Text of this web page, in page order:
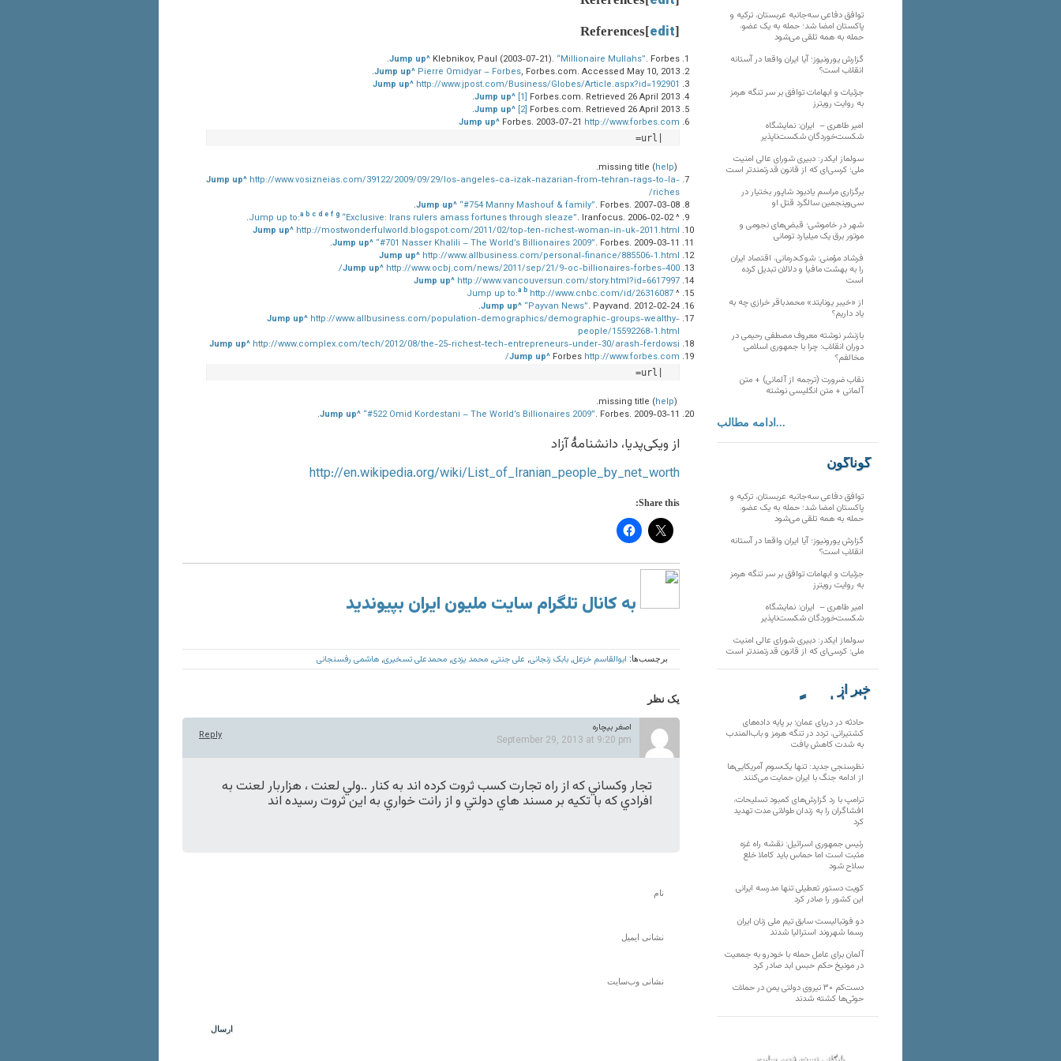
References[edit]
Jump up^ Klebnikov, Paul (2003-07-21). “Millionaire Mullahs”. Forbes
.
Jump up^ Pierre Omidyar – Forbes, Forbes.com. Accessed May 10, 2013.
Jump up^ http://www.jpost.com/Business/Globes/Article.aspx?id=192901
Jump up^ [1] Forbes.com. Retrieved 26 April 2013.
Jump up^ [2] Forbes.com. Retrieved 26 April 2013.
Jump up^ Forbes. 2003-07-21 http://www.forbes.com
help).
Jump up^ http://www.vosizneias.com/39122/2009/09/29/los-angeles-ca-izak-nazarian-from-tehran-rags-to-la-
riches/
Jump up^ “#754 Manny Mashouf & family”. Forbes. 2007-03-08.
^
Jump up to:a b c d e f g “Exclusive: Irans rulers amass fortunes through sleaze”. Iranfocus. 2006-02-02.
Jump up^ http://mostwonderfulworld.blogspot.com/2011/02/top-ten-richest-woman-in-uk-2011.html
Jump up^ “#701 Nasser Khalili – The World’s Billionaires 2009”. Forbes. 2009-03-11.
Jump up^ http://www.allbusiness.com/personal-finance/885506-1.html
Jump up^ http://www.ocbj.com/news/2011/sep/21/9-oc-billionaires-forbes-400/
Jump up^ http://www.vancouversun.com/story.html?id=6617997
^
Jump up to:a b http://www.cnbc.com/id/26316087
Jump up^ “Payvan News”. Payvand. 2012-02-24.
Jump up^ http://www.allbusiness.com/population-demographics/demographic-groups-wealthy-
people/15592268-1.html
Jump up^ http://www.complex.com/tech/2012/08/the-25-richest-tech-entrepreneurs-under-30/arash-ferdowsi
Jump up^ Forbes http://www.forbes.com/
help).
Jump up^ “#522 Omid Kordestani – The World’s Billionaires 2009”. Forbes. 2009-03-11.
از ویکی‌پدیا، دانشنامهٔ آزاد
http://en.wikipedia.org/wiki/List_of_Iranian_people_by_net_worth
Share this:
به کانال تلگرام سایت ملیون ایران بپیوندید
برچسب‌ها: ابوالقاسم خزعل بابک زنجانی علی جنتی محمد يزدی محمدعلی تسخيری هاشمی رفسنجانی
یک نظر
Reply
اصغر بيچاره
September 29, 2013 at 9:20 pm
تجار وكساني كه از راه تجارت كسب ثروت كرده اند به كنار ..ولي لعنت ، هزاربار لعنت به
افرادي كه با تكيه بر مسند هاي دولتي و از رانت خواري به اين ثروت رسيده اند
توافق دفاعی سه‌جانبه عربستان، ترکیه و
پاکستان امضا شد؛ حمله به یک عضو،
حمله به همه تلقی می‌شود
گزارش یورونیوز؛ آیا ایران واقعا در آستانه
انقلاب است؟
جزئیات و ابهامات توافق بر سر تنگه هرمز
به روایت رویترز
امیر طاهری – ایران: نمایشگاه
شکست‌خوردگان شکست‌ناپذیر
سولماز ایکدر: دبیری شورای عالی امنیت
ملی؛ کرسی‌ای که از قانون قدرتمندتر است
برگزاری مراسم یادبود شاپور بختیار در
سی‌وپنجمین سالگرد قتل او
شهر در خاموشی؛ قبض‌های نجومی و
موتور برق یک میلیارد تومانی
فرشاد مؤمنی: شوک‌درمانی، اقتصاد ایران
را به بهشت مافیا و دلالان تبدیل کرده
است
از «خیبر یونایتد» محمدباقر خرازی چه به
یاد داریم؟
بازنشر نوشته معروف مصطفی رحیمی در
دوران انقلاب: چرا با جمهوری اسلامی
مخالفم؟
نقاب ضرورت (ترجمه از آلمانی) + متن
آلمانی + متن انگلیسی نوشته
ادامه مطالب...
گوناگون
توافق دفاعی سه‌جانبه عربستان، ترکیه و
پاکستان امضا شد؛ حمله به یک عضو،
حمله به همه تلقی می‌شود
گزارش یورونیوز؛ آیا ایران واقعا در آستانه
انقلاب است؟
جزئیات و ابهامات توافق بر سر تنگه هرمز
به روایت رویترز
امیر طاهری – ایران: نمایشگاه
شکست‌خوردگان شکست‌ناپذیر
سولماز ایکدر: دبیری شورای عالی امنیت
ملی؛ کرسی‌ای که از قانون قدرتمندتر است
خبر از
تارنماهای دیگر
حادثه در دریای عمان؛ بر پایه داده‌های
کشتیرانی، تردد در تنگه هرمز و باب‌المندب
به شدت کاهش یافت
نظرسنجی جدید: تنها یک‌سوم آمریکایی‌ها
از ادامه جنگ با ایران حمایت می‌کنند
ترامپ با رد گزارش‌های کمبود تسلیحات،
افشاگران را به زندان طولانی مدت تهدید
کرد
رئیس‌ جمهوری اسرائیل: نقشه راه غزه
مثبت است اما حماس باید کاملا خلع
سلاح شود
کویت دستور تعطیلی تنها مدرسه ایرانی
این کشور را صادر کرد
دو فوتبالیست سابق تیم ملی زنان ایران
رسما شهروند استرالیا شدند
آلمان برای عامل حمله با خودرو به جمعیت
در مونیخ حکم حبس ابد صادر کرد
دست‌کم ۳۰ نیروی دولتی یمن در حملات
حوثی‌ها کشته شدند
بایگانی نسخه قدیم سایت